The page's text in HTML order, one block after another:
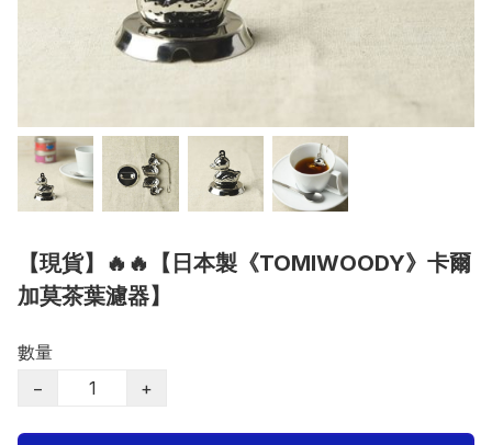
【現貨】🔥🔥【日本製《TOMIWOODY》卡爾
加莫茶葉濾器】
數量
−
+